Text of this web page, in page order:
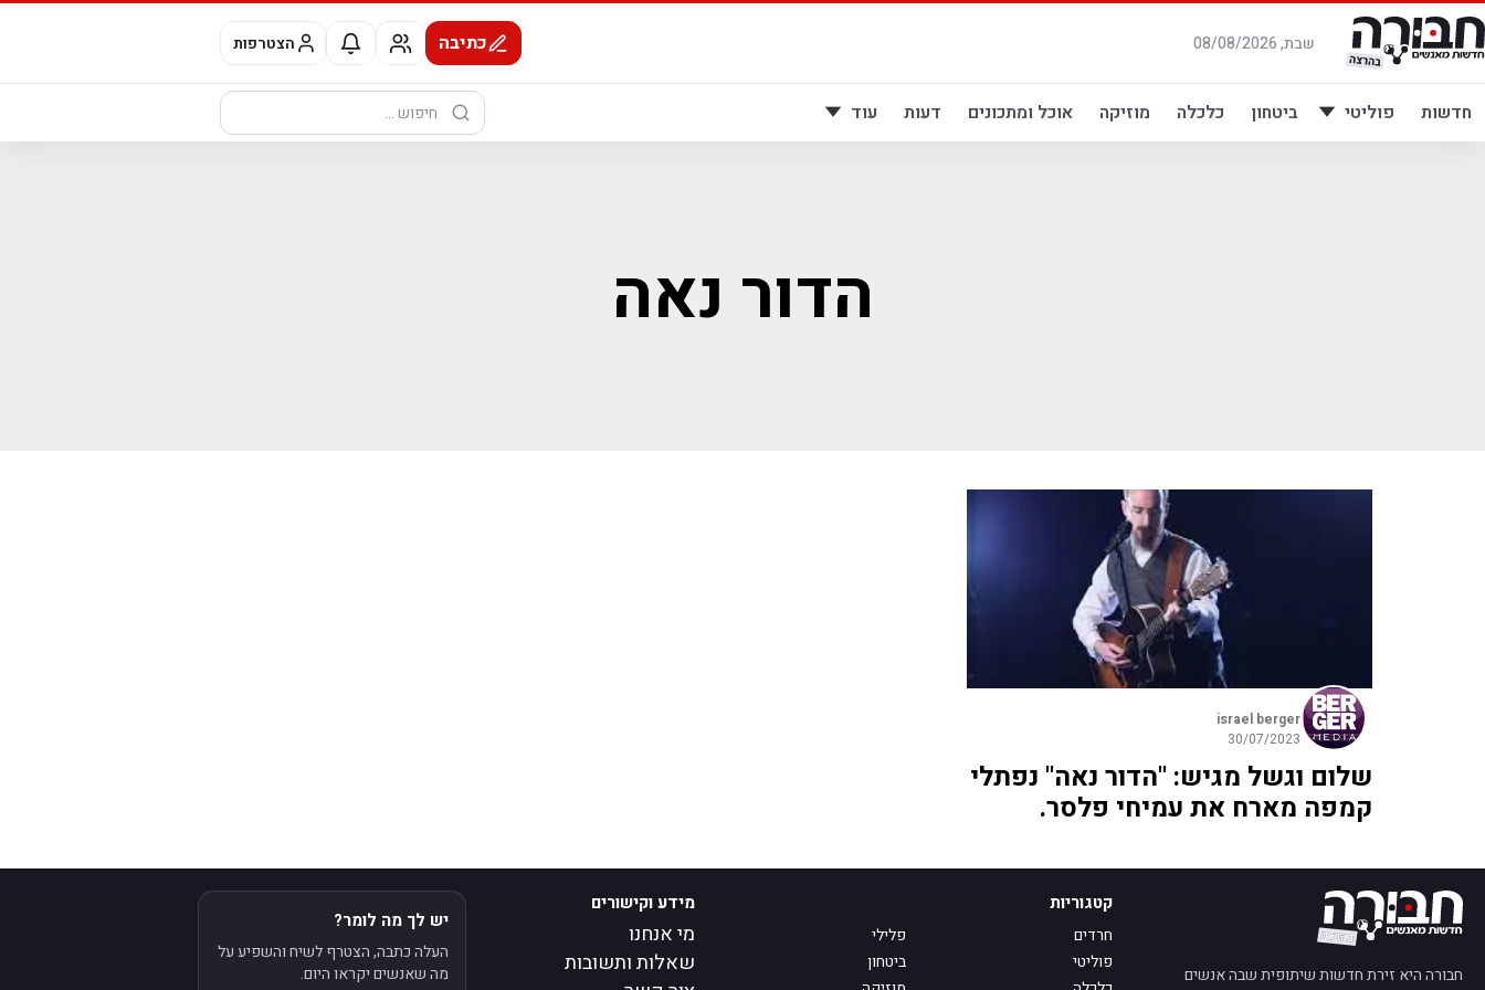
דלג
לתוכן
שבת, 08/08/2026 כתיבה הצטרפות
חדשות פוליטי ביטחון כלכלה מוזיקה אוכל ומתכונים דעות עוד
חיפוש:
הדור נאה
israel berger
30/07/2023
שלום וגשל מגיש: "הדור נאה" נפתלי
קמפה מארח את עמיחי פלסר.
חבורה היא זירת חדשות שיתופית שבה אנשים
קטגוריות
חרדים
פלילי
פוליטי
ביטחון
מידע וקישורים
מי אנחנו
שאלות ותשובות
יש לך מה לומר?
העלה כתבה, הצטרף לשיח והשפיע על
מה שאנשים יקראו היום.